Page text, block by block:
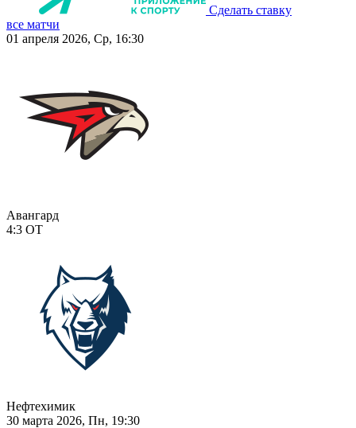
Сделать ставку
все матчи
01 апреля 2026, Ср, 16:30
Авангард
4:3 ОТ
Нефтехимик
30 марта 2026, Пн, 19:30